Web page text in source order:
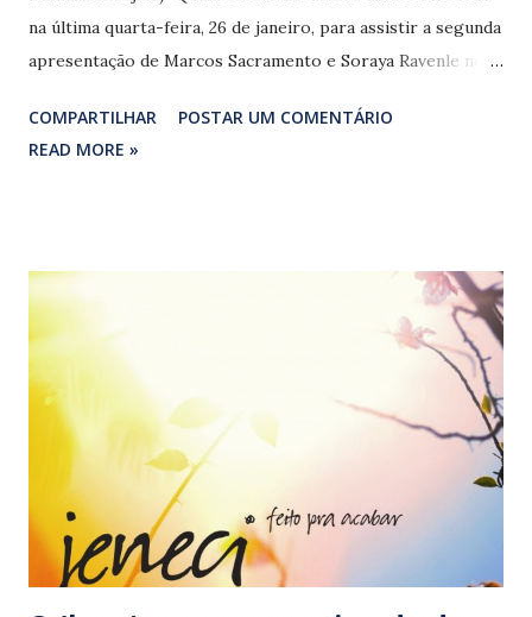
na última quarta-feira, 26 de janeiro, para assistir a segunda
apresentação de Marcos Sacramento e Soraya Ravenle no
mágicos que a música proporciona. Um inusitado incidente
ocorrido na noite anterior deixou Soraya fora de cena. Na
remexeu, botou a baiana para rodar e tomou para si as
rédeas do espetáculo. Especialmente brilhante naquela
noite, Marcos fez a platéia sorrir com suas
interpretações picantes e bem-humoradas de sambas-
choros clássicos como ‘Recenseamento’ (Assis Valente) e de
outros menos conhecidos como ‘O relógio lá de casa’,
inspirada parceria de Felisberto Martins e um Lupicínio
Rodrigues sem dor de cotovelo. As hilárias ‘Águia d...
COMPARTILHAR
POSTAR UM COMENTÁRIO
READ MORE »